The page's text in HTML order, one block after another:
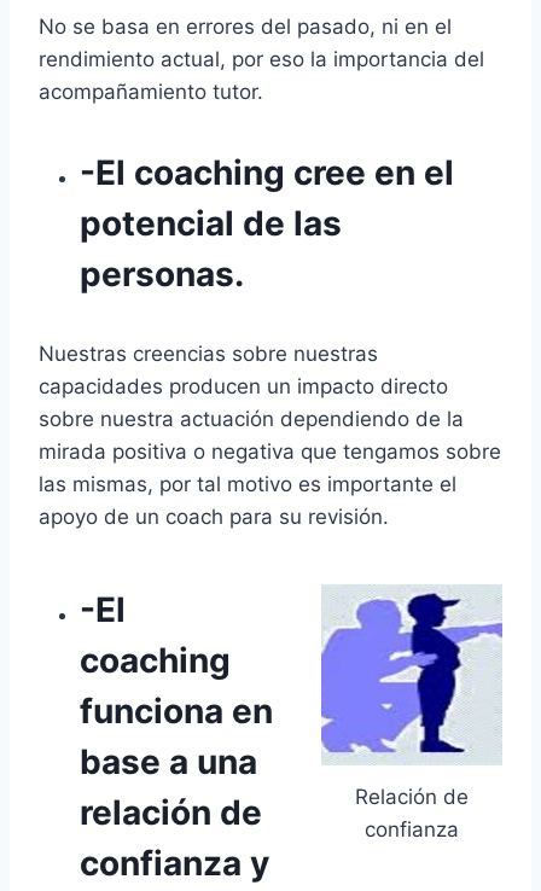
No se basa en errores del pasado, ni en el
rendimiento actual, por eso la importancia del
acompañamiento tutor.
-El coaching cree en el
potencial de las
personas.
Nuestras creencias sobre nuestras
capacidades producen un impacto directo
sobre nuestra actuación dependiendo de la
mirada positiva o negativa que tengamos sobre
las mismas, por tal motivo es importante el
apoyo de un coach para su revisión.
Relación de
confianza
-El
coaching
funciona en
base a una
relación de
confianza y